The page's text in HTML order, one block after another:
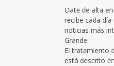
Date de alta
recibe cada
noticias más
Grande.
El tratamiento
está descrito